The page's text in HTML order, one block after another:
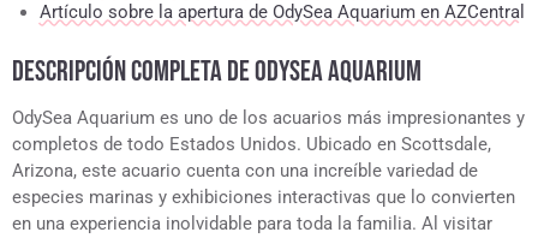
Artículo sobre la apertura de OdySea Aquarium en AZCentral
DESCRIPCIÓN COMPLETA DE ODYSEA AQUARIUM
OdySea Aquarium es uno de los acuarios más impresionantes y
completos de todo Estados Unidos. Ubicado en Scottsdale,
Arizona, este acuario cuenta con una increíble variedad de
especies marinas y exhibiciones interactivas que lo convierten
en una experiencia inolvidable para toda la familia. Al visitar